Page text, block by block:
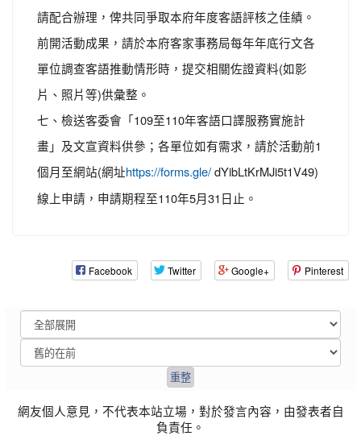
請配合辦理，俾共同爭取本府年度客語評核之佳績。
前開活動成果，請於本府客家事務局每年年底行文各
單位調查客語推動情形時，提交相關佐證資料(如影
片、照片等)供彙整。
七、檢送客委會「109至110年客語口譯服務實施計
畫」及文宣資料供參；各單位如有需求，請於活動前1
個月至網站(網址 https://forms.gle/ dYibLtKrMJi5t1V49)
線上申請，申請期程至110年5月31日止。
Facebook Twitter Google+ Pinterest
網友個人意見，不代表本站立場，對於發言內容，由發表者自
負責任。